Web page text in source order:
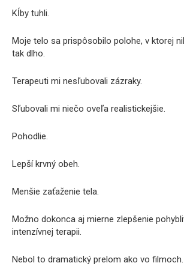
Kĺby tuhli.
Moje telo sa prispôsobilo polohe, v ktorej
tak dlho.
Terapeuti mi nesľubovali zázraky.
Sľubovali mi niečo oveľa realistickejšie.
Pohodlie.
Lepší krvný obeh.
Menšie zaťaženie tela.
Možno dokonca aj mierne zlepšenie
intenzívnej terapii.
Nebol to dramatický prelom ako vo filmoch.